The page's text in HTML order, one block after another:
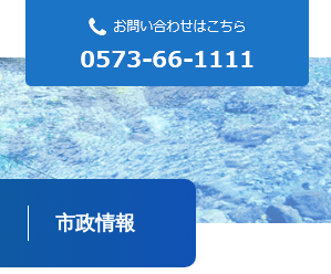
市政情報